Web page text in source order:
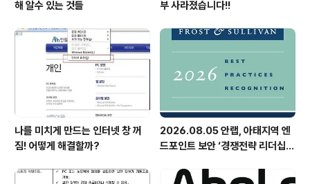
해 알수 있는 것들
부 사라졌습니다!!
나를 미치게 만드는 인터넷 창 꺼
짐! 어떻게 해결할까?
2026.08.05 안랩, 아태지역 엔
드포인트 보안 ‘경쟁전략 리더십’